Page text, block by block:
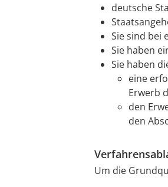
deutsche
Sie sind bei
Sie haben
Sie haben
eine
Erwerb
den
den
Um die